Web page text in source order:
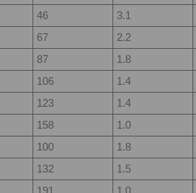
46 3.1
67 2.2
87 1.8
106 1.4
123 1.4
158 1.0
100 1.8
132 1.5
191 1.0